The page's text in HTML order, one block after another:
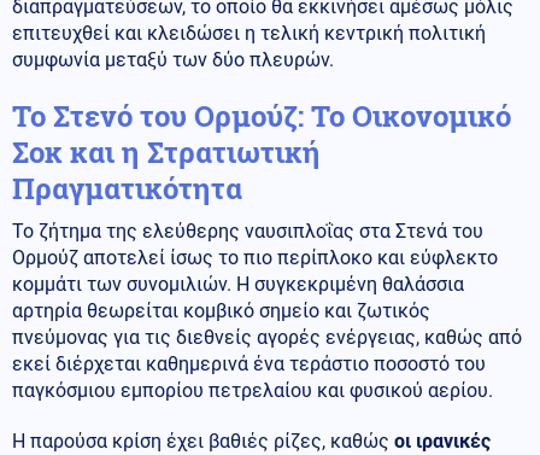
διαπραγματεύσεων, το οποίο θα εκκινήσει αμέσως μόλις
επιτευχθεί και κλειδώσει η τελική κεντρική πολιτική
συμφωνία μεταξύ των δύο πλευρών.
Το Στενό του Ορμούζ: Το Οικονομικό
Σοκ και η Στρατιωτική
Πραγματικότητα
Το ζήτημα της ελεύθερης ναυσιπλοΐας στα Στενά του
Ορμούζ αποτελεί ίσως το πιο περίπλοκο και εύφλεκτο
κομμάτι των συνομιλιών. Η συγκεκριμένη θαλάσσια
αρτηρία θεωρείται κομβικό σημείο και ζωτικός
πνεύμονας για τις διεθνείς αγορές ενέργειας, καθώς από
εκεί διέρχεται καθημερινά ένα τεράστιο ποσοστό του
παγκόσμιου εμπορίου πετρελαίου και φυσικού αερίου.
Η παρούσα κρίση έχει βαθιές ρίζες, καθώς οι ιρανικές